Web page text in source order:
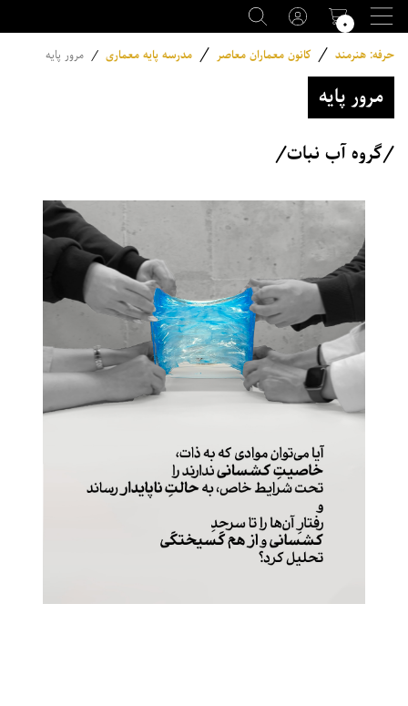
۰
حرفه: هنرمند / کانون معماران معاصر / مدرسه پایه معماری / مرور پایه
مرور پایه
/گروه آب نبات/